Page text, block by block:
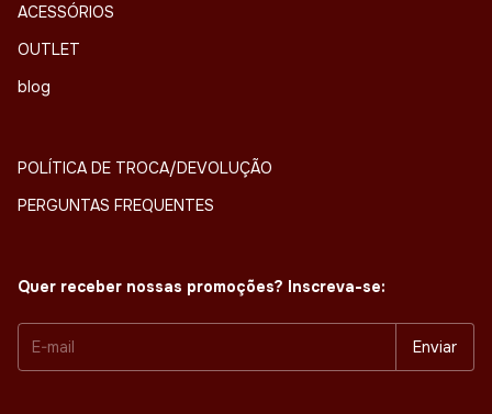
ACESSÓRIOS
OUTLET
blog
POLÍTICA DE TROCA/DEVOLUÇÃO
PERGUNTAS FREQUENTES
Quer receber nossas promoções? Inscreva-se: